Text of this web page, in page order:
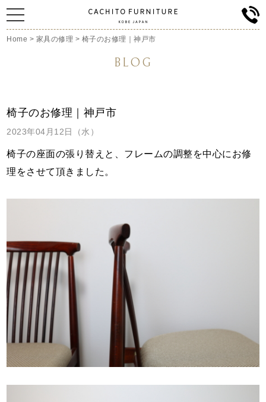
Home > 家具の修理 > 椅子のお修理｜神戸市
BLOG
椅子のお修理｜神戸市
2023年04月12日（水）
椅子の座面の張り替えと、フレームの調整を中心に お修
理をさせて頂きました。